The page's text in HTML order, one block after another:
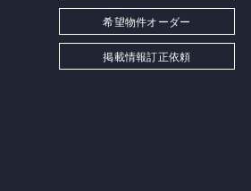
希望物件オーダー
掲載情報訂正依頼